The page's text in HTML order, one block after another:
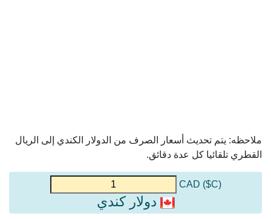
ملاحظه: يتم تحديث أسعار الصرف من الدولار الكندي إلى الريال
القطري تلقائيا كل عدة دقائق.
(C$) CAD
دولار كندي